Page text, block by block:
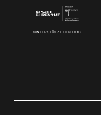
UNTERSTÜTZT DEN DBB